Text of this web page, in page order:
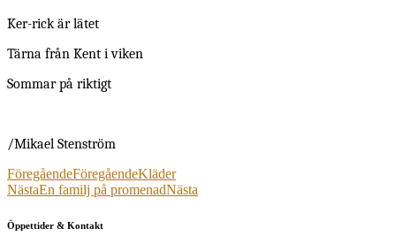
Ker-rick är lätet
Tärna från Kent i viken
Sommar på riktigt
/Mikael Stenström
FöregåendeFöregåendeKläder
NästaEn familj på promenadNästa
Öppettider & Kontakt